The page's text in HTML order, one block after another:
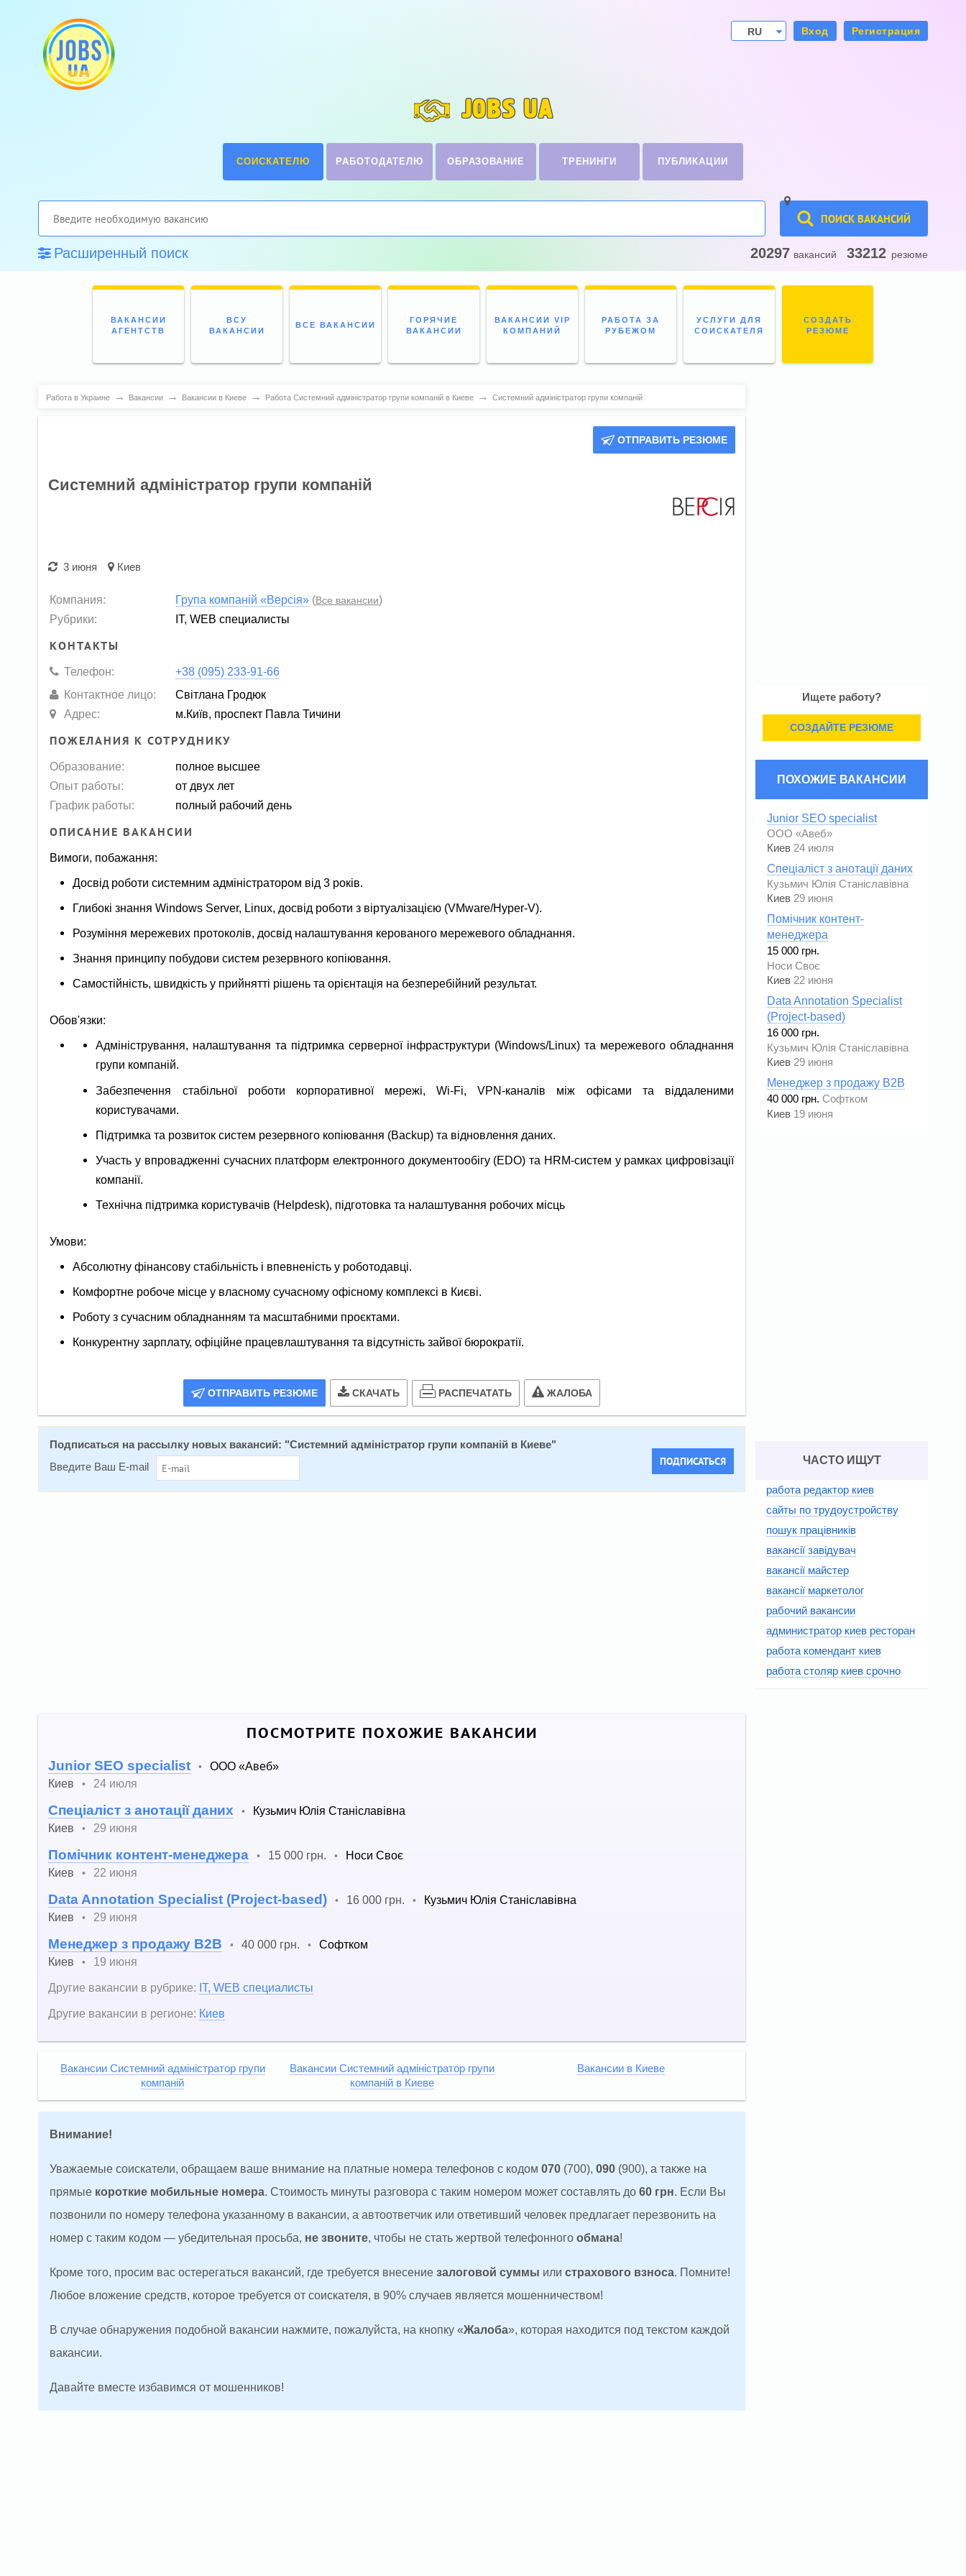
RU
Вход Регистрация
JOBS UA
СОИСКАТЕЛЮ РАБОТОДАТЕЛЮ ОБРАЗОВАНИЕ ТРЕНИНГИ ПУБЛИКАЦИИ
ПОИСК ВАКАНСИЙ
Расширенный поиск 20297 вакансий 33212 резюме
ВАКАНСИИ
АГЕНТСТВ
ВСУ
ВАКАНСИИ
ВСЕ ВАКАНСИИ
ГОРЯЧИЕ
ВАКАНСИИ
ВАКАНСИИ VIP
КОМПАНИЙ
РАБОТА ЗА
РУБЕЖОМ
УСЛУГИ ДЛЯ
СОИСКАТЕЛЯ
СОЗДАТЬ
РЕЗЮМЕ
Работа в Украине → Вакансии → Вакансии в Киеве → Работа Системний адміністратор групи компаній в Киеве → Системний адміністратор групи компаній
ОТПРАВИТЬ РЕЗЮМЕ
Системний адміністратор групи компаній
3 июня Киев
Компания: Група компаній «Версія» (Все вакансии)
Рубрики:
IT, WEB специалисты
КОНТАКТЫ
Телефон:
+38 (095) 233-91-66
Контактное лицо:
Світлана Гродюк
Адрес:
м.Київ, проспект Павла Тичини
ПОЖЕЛАНИЯ К СОТРУДНИКУ
Образование:
полное высшее
Опыт работы:
от двух лет
График работы:
полный рабочий день
ОПИСАНИЕ ВАКАНСИИ
Вимоги, побажання:
Досвід роботи системним адміністратором від 3 років.
Глибокі знання Windows Server, Linux, досвід роботи з віртуалізацією (VMware/Hyper-V).
Розуміння мережевих протоколів, досвід налаштування керованого мережевого обладнання.
Знання принципу побудови систем резервного копіювання.
Самостійність, швидкість у прийнятті рішень та орієнтація на безперебійний результат.
Обов'язки:
Адміністрування, налаштування та підтримка серверної інфраструктури (Windows/Linux) та мережевого обладнання
групи компаній.
Забезпечення стабільної роботи корпоративної мережі, Wi-Fi, VPN-каналів між офісами та віддаленими
користувачами.
Підтримка та розвиток систем резервного копіювання (Backup) та відновлення даних.
Участь у впровадженні сучасних платформ електронного документообігу (EDO) та HRM-систем у рамках цифровізації
компанії.
Технічна підтримка користувачів (Helpdesk), підготовка та налаштування робочих місць
Умови:
Абсолютну фінансову стабільність і впевненість у роботодавці.
Комфортне робоче місце у власному сучасному офісному комплексі в Києві.
Роботу з сучасним обладнанням та масштабними проєктами.
Конкурентну зарплату, офіційне працевлаштування та відсутність зайвої бюрократії.
ОТПРАВИТЬ РЕЗЮМЕ СКАЧАТЬ РАСПЕЧАТАТЬ ЖАЛОБА
Подписаться на расcылку новых вакансий: "Системний адміністратор групи компаній в Киеве"
Введите Ваш E-mail
ПОДПИСАТЬСЯ
ПОСМОТРИТЕ ПОХОЖИЕ ВАКАНСИИ
Junior SEO specialist •
ООО «Авеб»
Киев
• 24 июля
Спеціаліст з анотації даних •
Кузьмич Юлія Станіславівна
Киев
• 29 июня
Помічник контент-менеджера • 15 000 грн. •
Носи Своє
Киев
• 22 июня
Data Annotation Specialist (Project-based) • 16 000 грн. •
Кузьмич Юлія Станіславівна
Киев
• 29 июня
Менеджер з продажу В2В • 40 000 грн. •
Софтком
Киев
•
19 июня
Другие вакансии в рубрике: IT, WEB специалисты
Другие вакансии в регионе: Киев
Вакансии Системний адміністратор групи
компаній
Вакансии Системний адміністратор групи
компаній в Киеве
Вакансии в Киеве
Внимание!
Уважаемые соискатели, обращаем ваше внимание на платные номера телефонов с кодом 070 (700), 090 (900), а также на
прямые короткие мобильные номера. Стоимость минуты разговора с таким номером может составлять до 60 грн. Если Вы
позвонили по номеру телефона указанному в вакансии, а автоответчик или ответивший человек предлагает перезвонить на
номер с таким кодом — убедительная просьба, не звоните, чтобы не стать жертвой телефонного обмана!
Кроме того, просим вас остерегаться вакансий, где требуется внесение залоговой суммы или страхового взноса. Помните!
Любое вложение средств, которое требуется от соискателя, в 90% случаев является мошенничеством!
В случае обнаружения подобной вакансии нажмите, пожалуйста, на кнопку «Жалоба», которая находится под текстом каждой
вакансии.
Давайте вместе избавимся от мошенников!
Ищете работу?
СОЗДАЙТЕ РЕЗЮМЕ
ПОХОЖИЕ ВАКАНСИИ
Junior SEO specialist
ООО «Авеб»
Киев 24 июля
Спеціаліст з анотації даних
Кузьмич Юлія Станіславівна
Киев 29 июня
Помічник контент-
менеджера
15 000 грн.
Носи Своє
Киев 22 июня
Data Annotation Specialist
(Project-based)
16 000 грн.
Кузьмич Юлія Станіславівна
Киев 29 июня
Менеджер з продажу В2В
40 000 грн. Софтком
Киев 19 июня
ЧАСТО ИЩУТ
работа редактор киев
сайты по трудоустройству
пошук працівників
вакансії завідувач
вакансії майстер
вакансії маркетолог
рабочий вакансии
администратор киев ресторан
работа комендант киев
работа столяр киев срочно